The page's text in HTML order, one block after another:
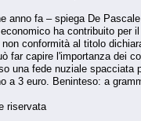
anno fa – spiega De
ha contribuito per
conformità al titolo
far capire l'importanza dei
una fede nuziale spacciata
a 3 euro. Beninteso: a
riservata